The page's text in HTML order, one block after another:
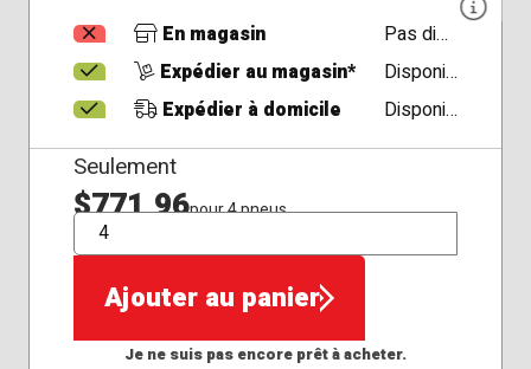
En magasin
Pas disponible
Expédier au magasin*
Disponible
Expédier à domicile
Disponible
Seulement
$771,96pour 4 pneus
QTÉ
Ajouter au panier
Je ne suis pas encore prêt à acheter.